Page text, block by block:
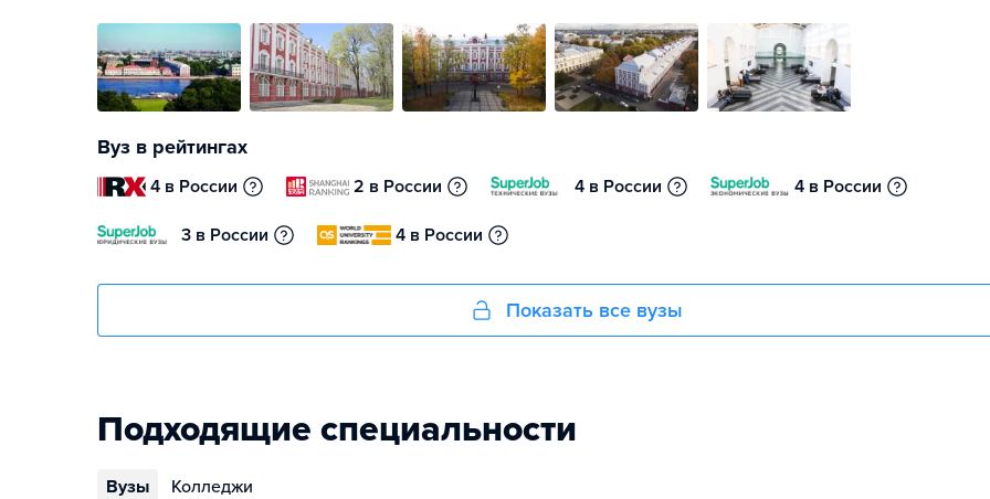
Вуз в рейтингах
4 в России 2 в России 4 в России 4 в России
3 в России 4 в России
Показать все вузы
Подходящие специальности
Вузы Колледжи